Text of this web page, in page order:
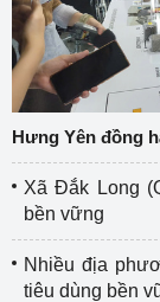
Hưng Yên đồng
Xã Đắk Long
bền vững
Nhiều địa
tiêu dùng bền